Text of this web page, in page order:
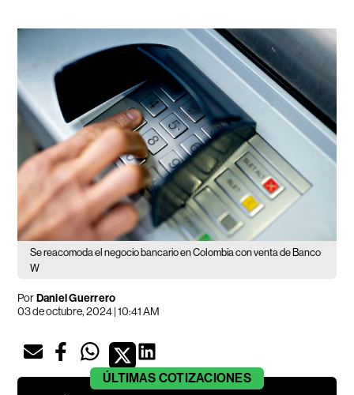
Se reacomoda el negocio bancario en Colombia con venta de Banco
W
PorDaniel Guerrero
03 de octubre, 2024 | 10:41 AM
ÚLTIMAS COTIZACIONES